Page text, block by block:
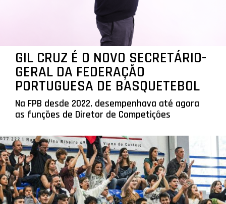
GIL CRUZ É O NOVO SECRETÁRIO-
GERAL DA FEDERAÇÃO
PORTUGUESA DE BASQUETEBOL
Na FPB desde 2022, desempenhava até agora
as funções de Diretor de Competições